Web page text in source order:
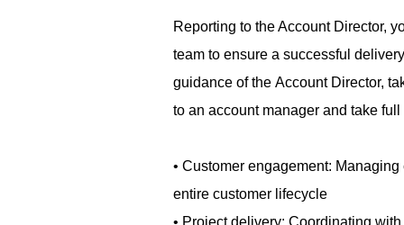
Reporting to the Account Director,
team to ensure a successful
guidance of the Account Director,
to an account manager and take
• Customer engagement:
entire customer lifecycle
• Project delivery: Coordinating